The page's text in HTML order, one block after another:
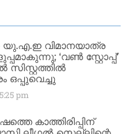
വിമാനയാത്ര
‘വൺ സ്റ്റോപ്പ്’
ഒപ്പുവെച്ചു
5:25 pm
കാത്തിരിപ്പിന്